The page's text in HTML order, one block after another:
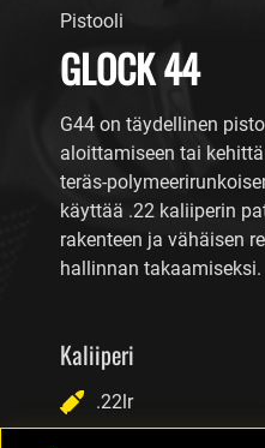
Pistooli
GLOCK 44
G44 on täydellinen
aloittamiseen tai
teräs-
käyttää .22 kaliiperin
rakenteen ja vähäisen
hallinnan takaamiseksi.
Kaliiperi
.22lr